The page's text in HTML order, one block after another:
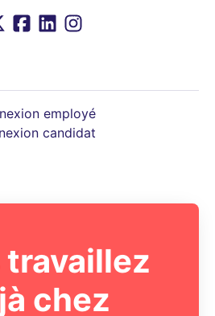
employé
candidat
travaillez
chez